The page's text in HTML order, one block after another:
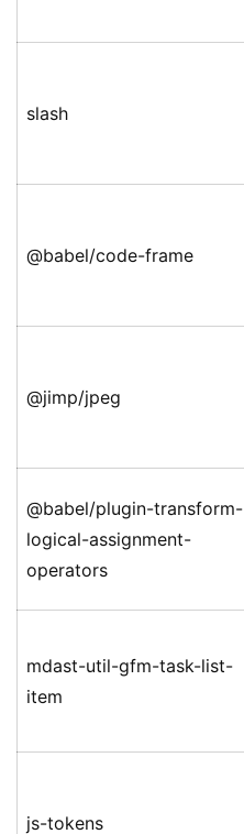
slash
@babel/code-frame
@jimp/jpeg
@babel/plugin-transform-
logical-assignment-
operators
mdast-util-gfm-task-list-
item
js-tokens